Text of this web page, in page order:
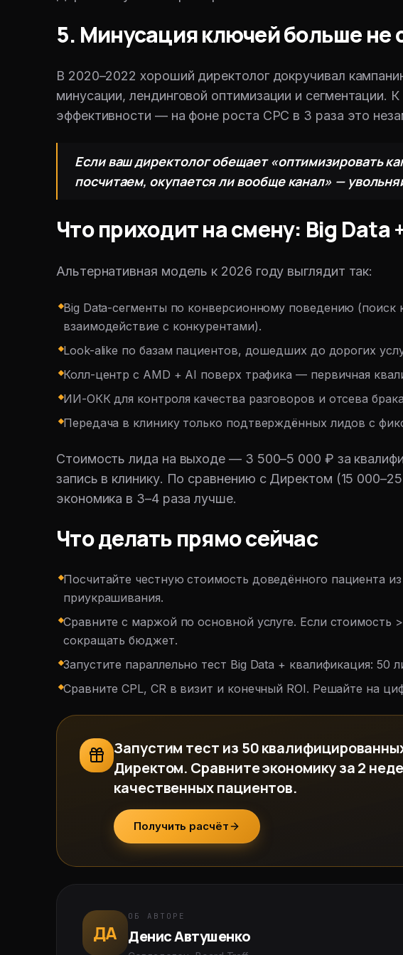
5. Минусация ключей больше не
В 2020–2022 хороший директолог докручивал
минусации, лендинговой оптимизации и сегментации.
эффективности — на фоне роста CPC в 3 раза это
Если ваш директолог обещает «оптимизировать
посчитаем, окупается ли вообще канал» —
Что приходит на смену: Big Data
Альтернативная модель к 2026 году выглядит так:
Big Data-сегменты по конверсионному поведению (поиск
взаимодействие с конкурентами).
Look-alike по базам пациентов, дошедших до дорогих
Колл-центр с AMD + AI поверх трафика — первичная
ИИ-ОКК для контроля качества разговоров и отсева
Передача в клинику только подтверждённых лидов с
Стоимость лида на выходе — 3 500–5 000 ₽ за
запись в клинику. По сравнению с Директом (15
экономика в 3–4 раза лучше.
Что делать прямо сейчас
Посчитайте честную стоимость доведённого пациента
приукрашивания.
Сравните с маржой по основной услуге. Если
сокращать бюджет.
Запустите параллельно тест Big Data + квалификация: 50
Сравните CPL, CR в визит и конечный ROI. Решайте на
Запустим тест из 50
Директом. Сравните экономику за 2
качественных пациентов.
Получить расчёт
ДА
ОБ АВТОРЕ
Денис Автушенко